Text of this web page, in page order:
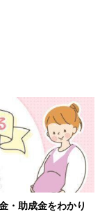
、知っておいて！